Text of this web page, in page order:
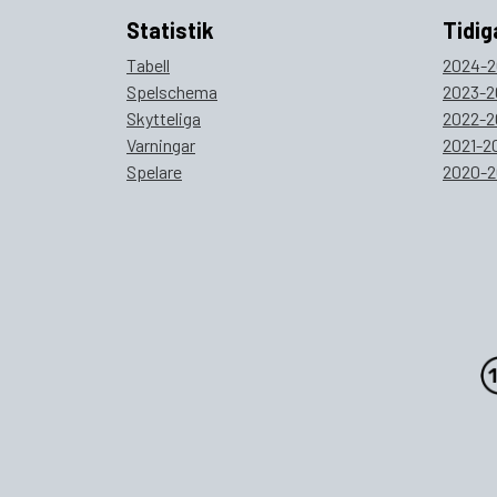
Statistik
Tabell
Spelschema
Skytteliga
Varningar
Spelare
2024-
2023-
2022-
2021-
2020-